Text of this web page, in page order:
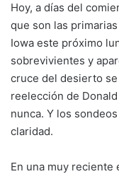
Hoy, a días del
que son las
Iowa este próximo
sobrevivientes y
cruce del desierto
reelección de
nunca. Y los
claridad.
En una muy reciente